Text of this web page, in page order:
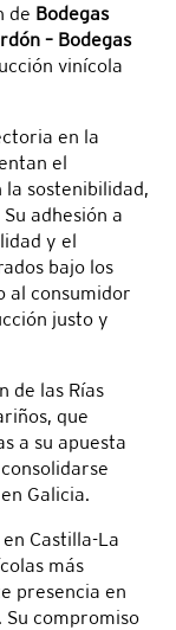
de Bodegas
– Bodegas
vinícola
en la
el
sostenibilidad,
adhesión a
y el
bajo los
al consumidor
justo y
de las Rías
que
a su apuesta
Galicia.
Castilla-La
más
presencia en
Su compromiso